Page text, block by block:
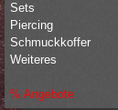
Sets
Piercing
Schmuckkoffer
Weiteres
% Angebote